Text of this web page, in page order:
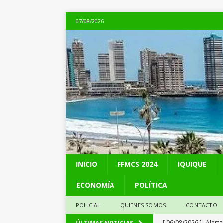
07/08/2026
INICIO FFMCS 2024 IQUIQUE
ECONOMÍA POLÍTICA
POLICIAL QUIENES SOMOS CONTACTO